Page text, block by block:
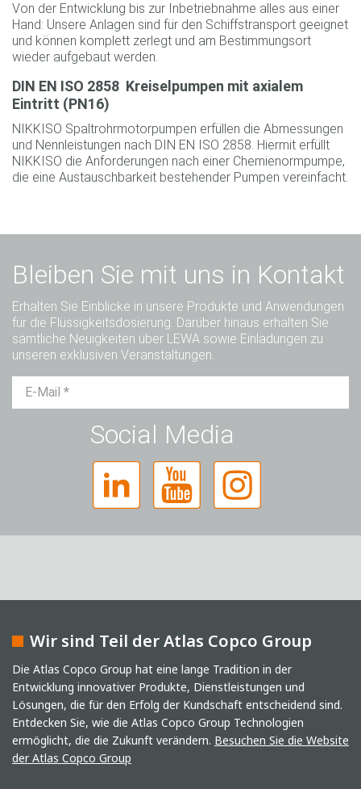
Von der Entwicklung bis zur Inbetriebnahme alles aus einer
Hand: Unsere Anlagen sind für den Schiffstransport geeignet
und können komplett zerlegt und am Bestimmungsort
wieder aufgebaut werden.
DIN EN ISO 2858 ­ Kreiselpumpen mit axialem
Eintritt (PN16)
NIKKISO Spaltrohrmotorpumpen erfüllen die Abmessungen
und Nennleistungen nach DIN EN ISO 2858. Hiermit erfüllt
NIKKISO die Anforderungen nach einer Chemienormpumpe,
die eine Austauschbarkeit bestehender Pumpen vereinfacht.
Bleiben Sie mit uns in Kontakt
Erhalten Sie Einblicke in unsere Produkte und Anwendungen
für die Flüssigkeitsdosierung. Darüber hinaus erhalten Sie
sämtliche Neuigkeiten über LEWA sowie Einladungen zu
unseren exklusiven Veranstaltungen.
Frau Divers
Captcha
Anti-Roboter-Verifizierung
Hier klicken
Ich habe die Datenschutzerklärung gelesen. Ich
stimme der Verarbeitung meiner Daten für
Marketingzwecke zu. Dazu gehören der Versand
Social Media
Wir sind Teil der Atlas Copco Group
Die Atlas Copco Group hat eine lange Tradition in der
Entwicklung innovativer Produkte, Dienstleistungen und
Lösungen, die für den Erfolg der Kundschaft entscheidend sind.
Entdecken Sie, wie die Atlas Copco Group Technologien
ermöglicht, die die Zukunft verändern. Besuchen Sie die Website
der Atlas Copco Group